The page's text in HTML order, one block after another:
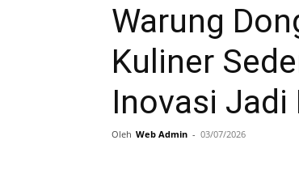
Warung
Kuliner
Inovasi Jadi
Oleh Web Admin - 03/07/2026